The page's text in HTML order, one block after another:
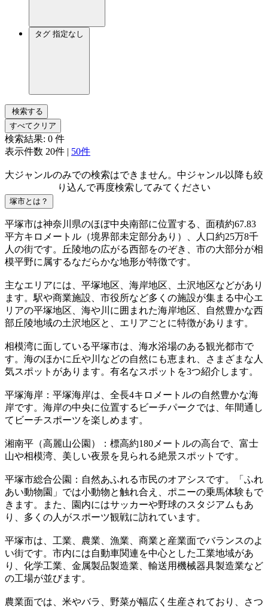
タグ 指定なし
検索する
すべてクリア
検索結果: 0 件
表示件数 20件 | 50件
大ジャンルのみでの検索はできません。中ジャンル以降も絞
り込んで再度検索してみてください
塚市とは？
平塚市は神奈川県のほぼ中央南部に位置する、面積約67.83
平方キロメートル（境界部未定部分あり）、人口約25万8千
人の街です。丘陵地の広がる西部をのぞき、市の大部分が相
模平野に属するなだらかな地形が特徴です。
主なエリアには、平塚地区、海岸地区、土沢地区などがあり
ます。駅や商業施設、市役所など多くの施設が集まる中心エ
リアの平塚地区、海や川に囲まれた海岸地区、自然豊かな西
部丘陵地域の土沢地区と、エリアごとに特徴があります。
相模湾に面している平塚市は、海水浴場のある観光都市で
す。海のほかに丘や川などの自然にも恵まれ、さまざまな人
気スポットがあります。有名なスポットを3つ紹介します。
平塚海岸：平塚海岸は、全長4キロメートルの自然豊かな海
岸です。海岸の中央に位置するビーチパークでは、年間通し
てビーチスポーツを楽しめます。
湘南平（高麗山公園）：標高約180メートルの高台で、富士
山や相模湾、美しい夜景を見られる絶景スポットです。
平塚市総合公園：自然あふれる市民のオアシスです。「ふれ
あい動物園」では小動物と触れ合え、ポニーの乗馬体験もで
きます。また、園内にはサッカーや野球のスタジアムもあ
り、多くの人がスポーツ観戦に訪れています。
平塚市は、工業、農業、漁業、商業と産業面でバランスのよ
い街です。市内には自動車関連を中心とした工業地域があ
り、化学工業、金属製品製造業、輸送用機械器具製造業など
の工場が並びます。
農業面では、米やバラ、野菜が幅広く生産されており、さつ